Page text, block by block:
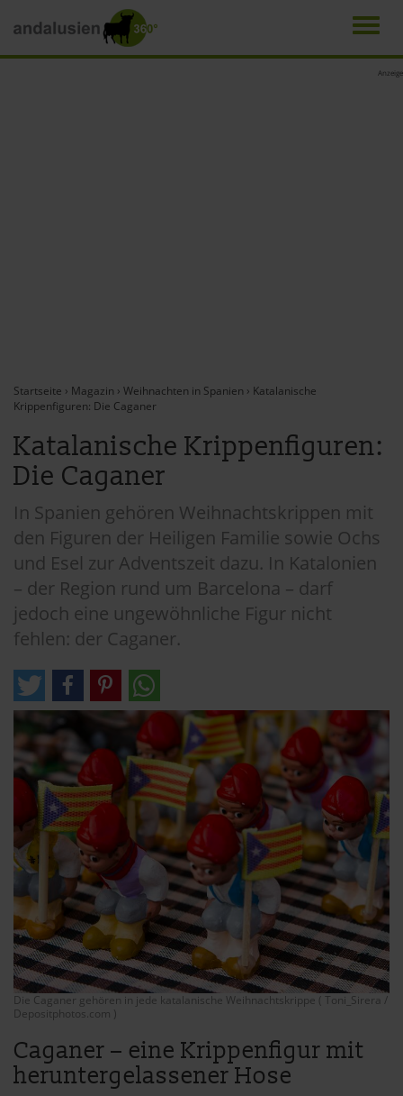
Anzeige
Startseite › Magazin › Weihnachten in Spanien › Katalanische
Krippenfiguren: Die Caganer
Katalanische Krippenfiguren:
Die Caganer
In Spanien gehören Weihnachtskrippen mit
den Figuren der Heiligen Familie sowie Ochs
und Esel zur Adventszeit dazu. In Katalonien
– der Region rund um Barcelona – darf
jedoch eine ungewöhnliche Figur nicht
fehlen: der Caganer.
Die Caganer gehören in jede katalanische Weihnachtskrippe ( Toni_Sirera /
Depositphotos.com )
Caganer – eine Krippenfigur mit
heruntergelassener Hose